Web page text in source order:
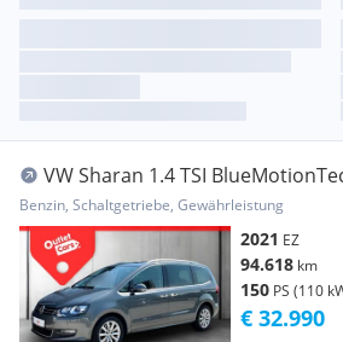
VW Sharan 1.4 TSI
Alcant.
Benzin, Schaltgetriebe, Gewährleistung
2021 EZ
94.618 km
150 PS (110
€ 32.990